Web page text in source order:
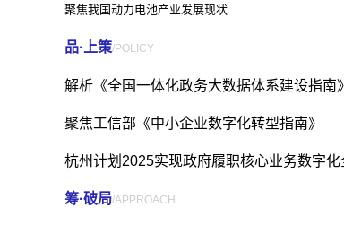
聚焦我国动力电池产业发展现状
品·上策/POLICY
解析《全国一体化政务大数据体系建设指南》
聚焦工信部《中小企业数字化转型指南》
杭州计划2025实现政府履职核心业务数字化
筹·破局/APPROACH